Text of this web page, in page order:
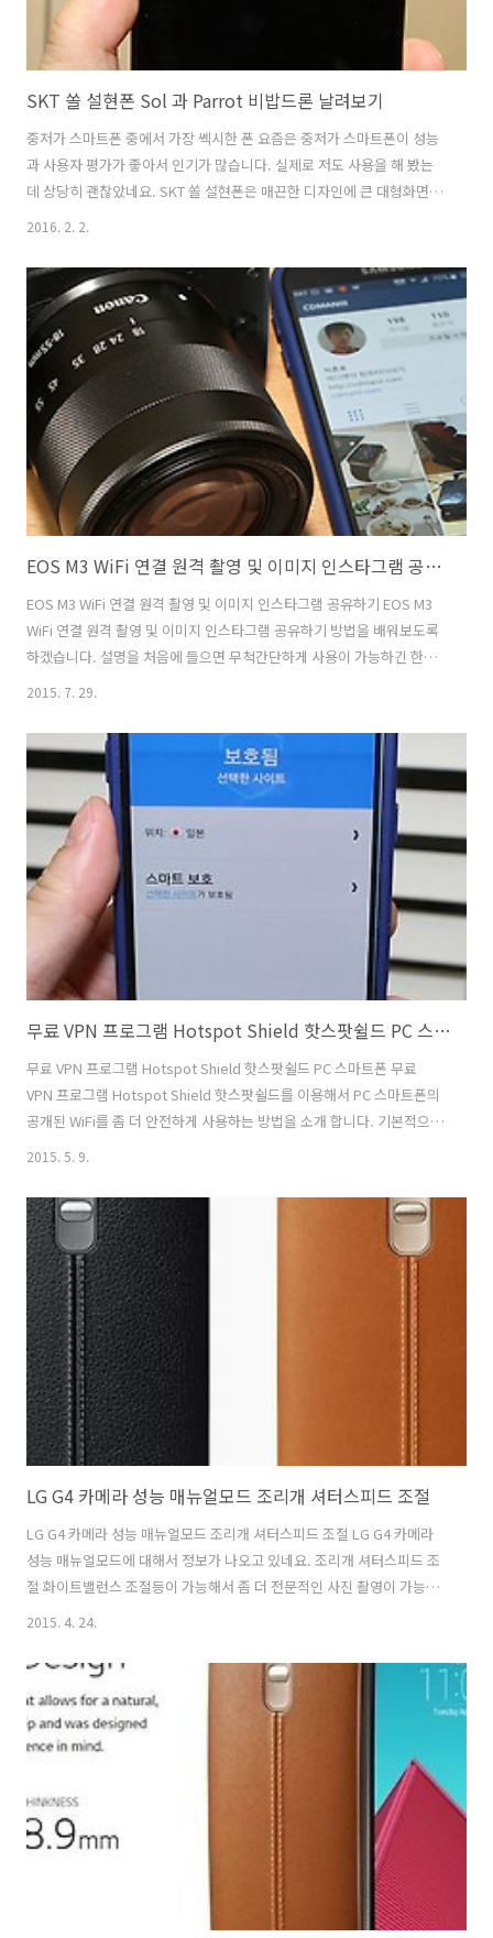
SKT 쏠 설현폰 Sol 과 Parrot 비밥드론 날려보기
중저가 스마트폰 중에서 가장 쎅시한 폰 요즘은 중저가 스마트폰이 성능
과 사용자 평가가 좋아서 인기가 많습니다. 실제로 저도 사용을 해 봤는
데 상당히 괜찮았네요. SKT 쏠 설현폰은 매끈한 디자인에 큰 대형화면
그리고 좋은 카메라를 넣은 스마트폰 입니다. 그래서 저는 Sol 과 Parrot
해보기로 했습니다. 일단 화면이 5.5인치로 커서 사용할 때 시원했습니
다. 중저가형 스마트폰은 화질이 떨어지지 않을까 걱정하는 분도 있을겁
니다. SKT 쏠 설현폰은 화면에 상당히 신경을 쓴 모습 이었습니다. 게다
가 듀얼스피커와 JBL 사운드 기술, 좋은 카메라 성능 때문에 사용할 때
특별히 불편사항이 없었습니다. 성능도 꽤 괜찮은 편이여서 실제로 30대
이..
2016. 2. 2.
EOS M3 WiFi 연결 원격 촬영 및 이미지 인스타그램 공유하기
EOS M3 WiFi 연결 원격 촬영 및 이미지 인스타그램 공유하기 EOS M3
WiFi 연결 원격 촬영 및 이미지 인스타그램 공유하기 방법을 배워보도록
하겠습니다. 설명을 처음에 들으면 무척간단하게 사용이 가능하긴 한데
그렇지 않으면 약간 헷갈릴 수 도 있습니다. 하지만 한번 해보면 무척 간
면 좋습니다. 스마트폰의 카메라 화질이 아주 좋아졌습니다. 그래서 스마
트폰으로 음식사진이나 SNS로 보낼 이미지를 많이 촬영하죠. 하지만 그
래도 미러리스 카메라로 촬영한 이미지 정도의 품질은 기대하긴 힘듭니
다. EOS M3 WiFi 기능을 이용하면 미러리스 카메라로 촬영한 우수한 품
질의 이미지를 쉽고 간단하게 인스타그램이나 SNS 에 공유 할..
2015. 7. 29.
무료 VPN 프로그램 Hotspot Shield 핫스팟쉴드 PC 스마트폰
무료 VPN 프로그램 Hotspot Shield 핫스팟쉴드 PC 스마트폰 무료
VPN 프로그램 Hotspot Shield 핫스팟쉴드를 이용해서 PC 스마트폰의
공개된 WiFi를 좀 더 안전하게 사용하는 방법을 소개 합니다. 기본적으로
는 무료이며, 좀 더 많은 기능을 사용할 때에는 유료로 기능을 모두 다 사
Shield 기능에 대해서 살펴볼텐데요. 스마트폰에서도 검색을 통해서 앱
을 설치해서 보호할 수 있습니다. 데스크탑이나 노트북에서도 설치해서
보호할 수 있죠. VPN 프로그램은 기본적으로 공용 와이파이 사용시 안전
하게 인터넷 트래픽을 이용할 수 있도록 암호화 및 자체 VPN 기술을 제
공 합니다. 카페나 공항 등에서 공용 WiFi를 사..
2015. 5. 9.
LG G4 카메라 성능 매뉴얼모드 조리개 셔터스피드 조절
LG G4 카메라 성능 매뉴얼모드 조리개 셔터스피드 조절 LG G4 카메라
성능 매뉴얼모드에 대해서 정보가 나오고 있네요. 조리개 셔터스피드 조
절 화이트밸런스 조절등이 가능해서 좀 더 전문적인 사진 촬영이 가능하
다고 합니다. 조리개가 F1.8을 넣었는데요. Dslr 카메라에서도 F1.8이면
것이죠. 스마트폰에서 F1.8는 여러가지 장점이 있습니다. 보통 Dslr 카
메라에서 조리개를 최대개방하면 아웃포커싱에 좀 더 유리해 집니다. 그
런데 스마트폰에서는 조리개는 조금 다른 의미일 수 도 있습니다. 조리개
가 개방이 많이 될 수 록 빛을 더 많이 받게 되는데 그러면 셔터스피드 확
보에 좀 더 유리해집니다. LG G4 카메라 성능적 의미는 ..
2015. 4. 24.